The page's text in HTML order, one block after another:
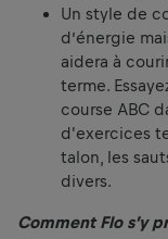
Un style de
d’énergie
aidera à
terme.
course ABC
d'exercices
talon, les
divers.
Comment Flo s’y